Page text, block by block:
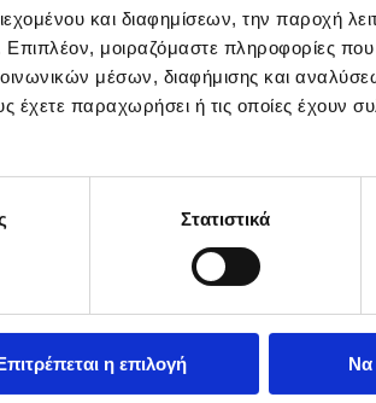
και διαφημίσεων, την παροχή
Επιπλέον, μοιραζόμαστε πληροφορίες
μέσων, διαφήμισης και
παραχωρήσει ή τις οποίες έχουν
Στατιστικά
η επιλογή Να